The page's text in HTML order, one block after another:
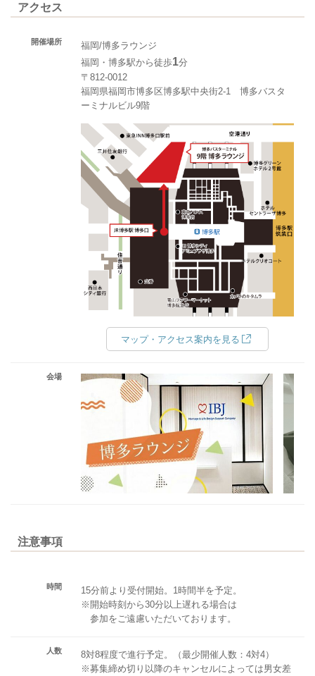
アクセス
開催場所
福岡/博多ラウンジ
福岡・博多駅から徒歩1分
〒812-0012
福岡県福岡市博多区博多駅中央街2-1 博多バスタ
ーミナルビル9階
マップ・アクセス案内を見る
会場
注意事項
時間
15分前より受付開始。1時間半を予定。
※開始時刻から30分以上遅れる場合は
参加をご遠慮いただいております。
人数
8対8程度で進行予定。（最少開催人数：4対4）
※募集締め切り以降のキャンセルによっては男女差